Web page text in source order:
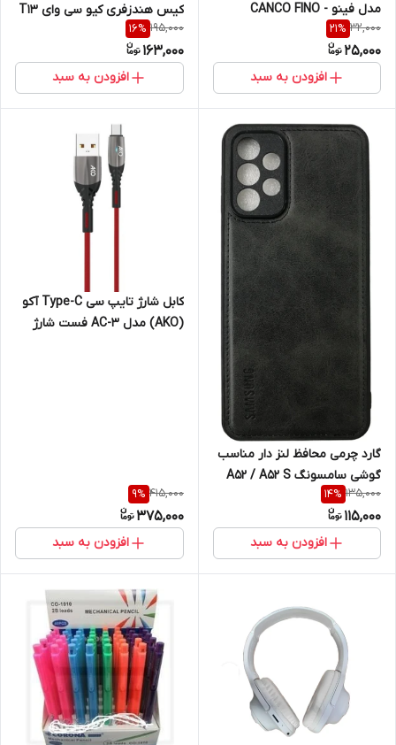
مدل فینو CANCO FINO -
CANADA
32,000
21%
25,000
افزودن به سبد
کیس هندزفری کیو سی وای T13
X
195,000
16%
163,000
افزودن به سبد
گارد چرمی محافظ لنز دار مناسب
گوشی سامسونگ A52 / A52 S
135,000
14%
115,000
افزودن به سبد
کابل شارژ تایپ سی Type-C آکو
(AKO) مدل AC-3 فست شارژ
415,000
9%
375,000
افزودن به سبد